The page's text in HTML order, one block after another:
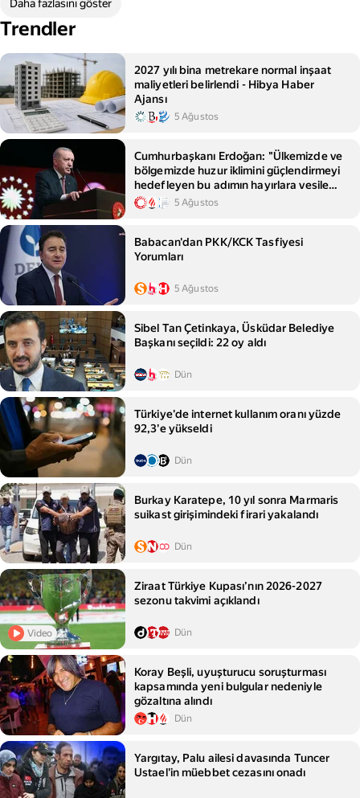
Daha fazlasını göster
Trendler
2027 yılı bina metrekare normal inşaat
maliyetleri belirlendi - Hibya Haber
Ajansı
5 Ağustos
Cumhurbaşkanı Erdoğan: "Ülkemizde ve
bölgemizde huzur iklimini güçlendirmeyi
hedefleyen bu adımın hayırlara vesile
olmasını diliyorum"
5 Ağustos
Babacan'dan PKK/KCK Tasfiyesi
Yorumları
5 Ağustos
Sibel Tan Çetinkaya, Üsküdar Belediye
Başkanı seçildi: 22 oy aldı
Dün
Türkiye'de internet kullanım oranı yüzde
92,3'e yükseldi
Dün
Burkay Karatepe, 10 yıl sonra Marmaris
suikast girişimindeki firari yakalandı
Dün
Video
Ziraat Türkiye Kupası’nın 2026-2027
sezonu takvimi açıklandı
Dün
Koray Beşli, uyuşturucu soruşturması
kapsamında yeni bulgular nedeniyle
gözaltına alındı
Dün
Yargıtay, Palu ailesi davasında Tuncer
Ustael'in müebbet cezasını onadı